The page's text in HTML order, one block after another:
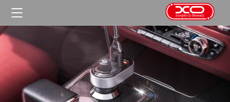
首页
产品中心

公司介绍
公司短片
荣誉资质
关于我们 
公司新闻
合作申请 